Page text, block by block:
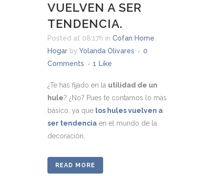
VUELVEN A SER
TENDENCIA.
Posted at 08:17h in Cofan Home,
Hogar by Yolanda Olivares
0
Comments
1 Like
¿Te has fijado en la utilidad de un
hule? ¿No? Pues te contamos lo más
básico, ya que los hules vuelven a
ser tendencia en el mundo de la
decoración.
READ MORE